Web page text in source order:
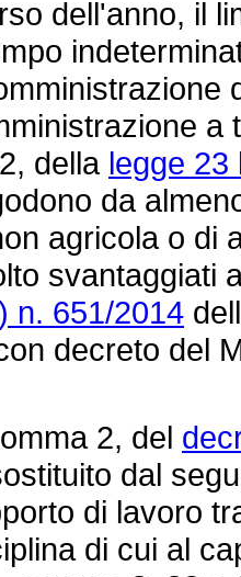
dell'anno, il
della legge 23
da
agricola o di
svantaggiati
n. 651/2014
decreto del
2, del
dal
di lavoro
di cui al